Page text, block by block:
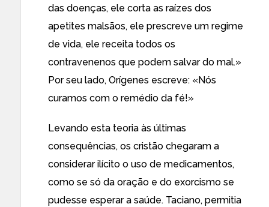
das doenças, ele corta as raízes dos
apetites malsãos, ele prescreve um regime
de vida, ele receita todos os
contravenenos que podem salvar do mal.»
Por seu lado, Orígenes escreve: «Nós
curamos com o remédio da fé!»
Levando esta teoria às últimas
consequências, os cristão chegaram a
considerar ilícito o uso de medicamentos,
como se só da oração e do exorcismo se
pudesse esperar a saúde. Taciano, permitia